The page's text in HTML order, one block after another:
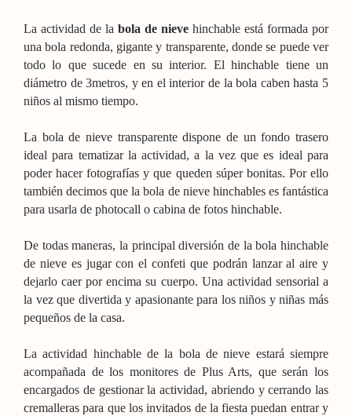
La actividad de la bola de nieve hinchable está formada por
una bola redonda, gigante y transparente, donde se puede ver
todo lo que sucede en su interior. El hinchable tiene un
diámetro de 3metros, y en el interior de la bola caben hasta 5
niños al mismo tiempo.
La bola de nieve transparente dispone de un fondo trasero
ideal para tematizar la actividad, a la vez que es ideal para
poder hacer fotografías y que queden súper bonitas. Por ello
también decimos que la bola de nieve hinchables es fantástica
para usarla de photocall o cabina de fotos hinchable.
De todas maneras, la principal diversión de la bola hinchable
de nieve es jugar con el confeti que podrán lanzar al aire y
dejarlo caer por encima su cuerpo. Una actividad sensorial a
la vez que divertida y apasionante para los niños y niñas más
pequeños de la casa.
La actividad hinchable de la bola de nieve estará siempre
acompañada de los monitores de Plus Arts, que serán los
encargados de gestionar la actividad, abriendo y cerrando las
cremalleras para que los invitados de la fiesta puedan entrar y